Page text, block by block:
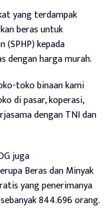
yang terdampak
beras untuk
(SPHP) kepada
dengan harga murah.
toko binaan kami
di pasar, koperasi,
dengan TNI dan
juga
Beras dan Minyak
yang penerimanya
844.696 orang.